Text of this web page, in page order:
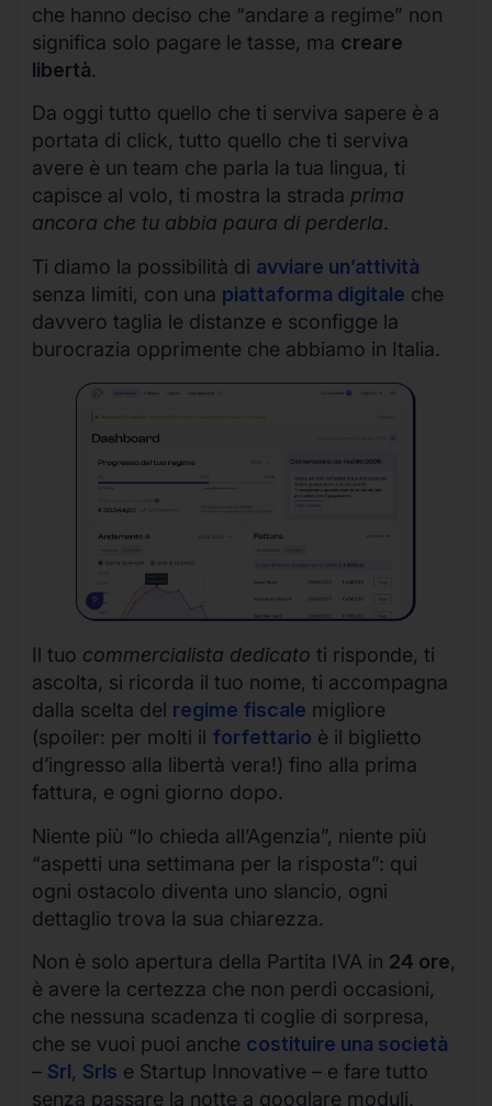
che hanno deciso che “andare a regime” non
significa solo pagare le tasse, ma creare
libertà.
Da oggi tutto quello che ti serviva sapere è a
portata di click, tutto quello che ti serviva
avere è un team che parla la tua lingua, ti
capisce al volo, ti mostra la strada prima
ancora che tu abbia paura di perderla.
Ti diamo la possibilità di avviare un’attività
senza limiti, con una piattaforma digitale che
davvero taglia le distanze e sconfigge la
burocrazia opprimente che abbiamo in Italia.
Il tuo commercialista dedicato ti risponde, ti
ascolta, si ricorda il tuo nome, ti accompagna
dalla scelta del regime fiscale migliore
(spoiler: per molti il forfettario è il biglietto
d’ingresso alla libertà vera!) fino alla prima
fattura, e ogni giorno dopo.
Niente più “lo chieda all’Agenzia”, niente più
“aspetti una settimana per la risposta”: qui
ogni ostacolo diventa uno slancio, ogni
dettaglio trova la sua chiarezza.
Non è solo apertura della Partita IVA in 24 ore,
è avere la certezza che non perdi occasioni,
che nessuna scadenza ti coglie di sorpresa,
che se vuoi puoi anche costituire una società
– Srl, Srls e Startup Innovative – e fare tutto
senza passare la notte a googlare moduli.